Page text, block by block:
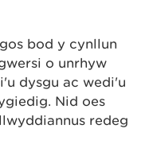
bod y cynllun
o unrhyw
dysgu ac wedi'u
Nid oes
redeg